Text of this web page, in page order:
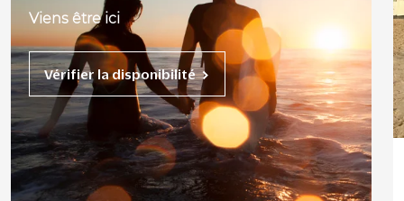
Viens être ici
Vérifier la disponibilité